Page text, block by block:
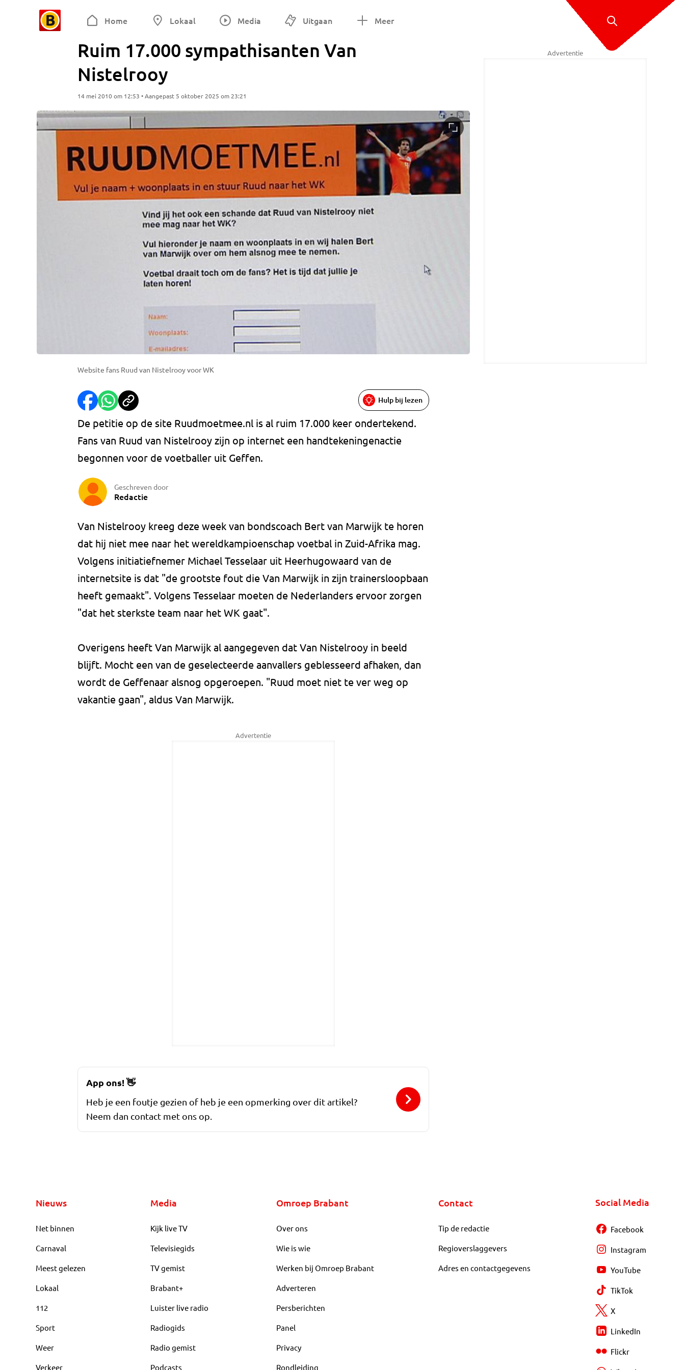
Home Lokaal Media Uitgaan Meer
Ruim 17.000 sympathisanten Van
Nistelrooy
14 mei 2010 om 12:53 • Aangepast 5 oktober 2025 om 23:21
Website fans Ruud van Nistelrooy voor WK
Hulp bij lezen
De petitie op de site Ruudmoetmee.nl is al ruim 17.000 keer ondertekend.
Fans van Ruud van Nistelrooy zijn op internet een handtekeningenactie
begonnen voor de voetballer uit Geffen.
Geschreven door
Redactie
Van Nistelrooy kreeg deze week van bondscoach Bert van Marwijk te horen
dat hij niet mee naar het wereldkampioenschap voetbal in Zuid-Afrika mag.
Volgens initiatiefnemer Michael Tesselaar uit Heerhugowaard van de
internetsite is dat "de grootste fout die Van Marwijk in zijn trainersloopbaan
heeft gemaakt". Volgens Tesselaar moeten de Nederlanders ervoor zorgen
"dat het sterkste team naar het WK gaat".
Overigens heeft Van Marwijk al aangegeven dat Van Nistelrooy in beeld
blijft. Mocht een van de geselecteerde aanvallers geblesseerd afhaken, dan
wordt de Geffenaar alsnog opgeroepen. "Ruud moet niet te ver weg op
vakantie gaan", aldus Van Marwijk.
Advertentie
Advertentie
App ons!👋
Heb je een foutje gezien of heb je een opmerking over dit artikel?
Neem dan contact met ons op.
Nieuws
Net binnen
Carnaval
Meest gelezen
Lokaal
112
Sport
Weer
Verkeer
Media
Kijk live TV
Televisiegids
TV gemist
Brabant+
Luister live radio
Radiogids
Radio gemist
Podcasts
Omroep Brabant
Over ons
Wie is wie
Werken bij Omroep Brabant
Adverteren
Persberichten
Panel
Privacy
Rondleiding
Contact
Tip de redactie
Regioverslaggevers
Adres en contactgegevens
Social Media
Facebook
Instagram
YouTube
TikTok
X
LinkedIn
Flickr